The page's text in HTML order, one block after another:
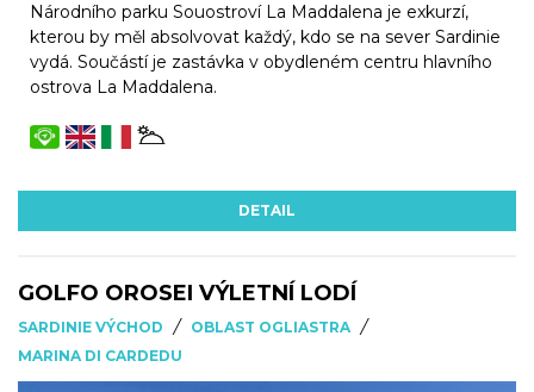
Národního parku Souostroví La Maddalena je exkurzí,
kterou by měl absolvovat každý, kdo se na sever Sardinie
vydá. Součástí je zastávka v obydleném centru hlavního
ostrova La Maddalena.
DETAIL
GOLFO OROSEI VÝLETNÍ LODÍ
SARDINIE VÝCHOD / OBLAST OGLIASTRA /
MARINA DI CARDEDU